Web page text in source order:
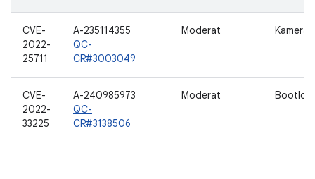
CVE-
2022-
25711
A-235114355
QC-
CR#3003049
Moderat Kamera
CVE-
2022-
33225
A-240985973
QC-
CR#3138506
Moderat